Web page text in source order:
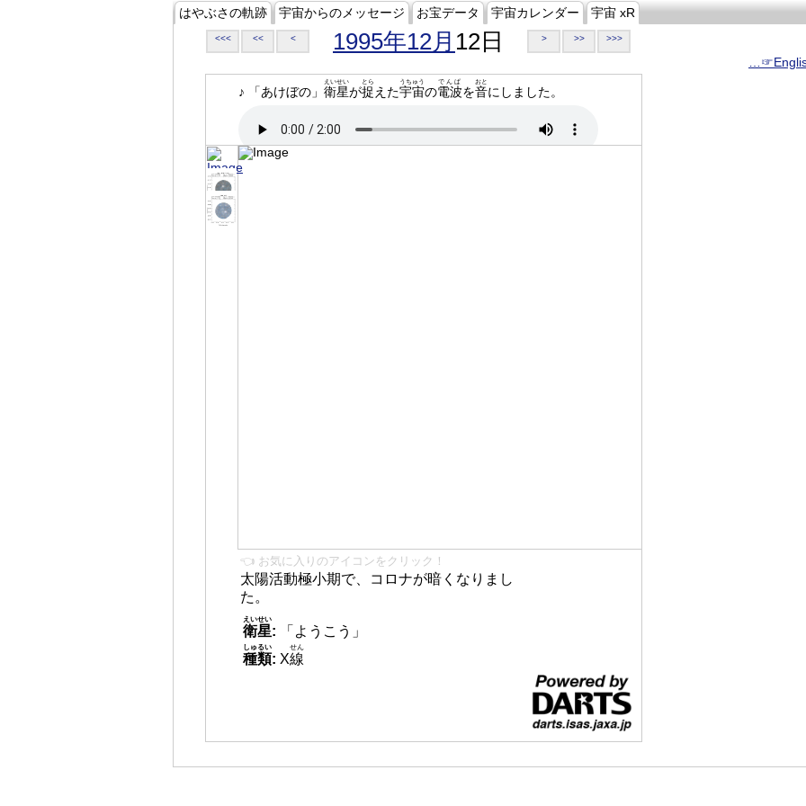
はやぶさの軌跡 宇宙からのメッセージ お宝データ 宇宙カレンダー 宇宙 xR
<<< << < 1995年12月 12日 > >> >>>
♪ 「あけぼの」 衛星
えいせい
が捉
とら
えた宇宙
うちゅう
の電波
でんぱ
を音
おと
にしました。
👈 お気に入りのアイコンをクリック！
太陽活動極小期で、コロナが暗くなりまし
た。
衛星
えいせい
:
「ようこう」
種類
しゅるい
: X線
せん